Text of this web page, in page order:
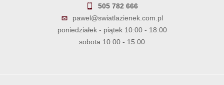
505 782 666
pawel@swiatlazienek.com.pl
poniedziałek - piątek 10:00 - 18:00
sobota 10:00 - 15:00